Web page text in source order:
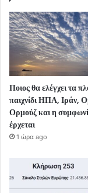
Ποιος θα ελέγχει τα
παιχνίδι ΗΠΑ, Ιράν,
Ορμούζ και η
έρχεται
1 ώρα ago